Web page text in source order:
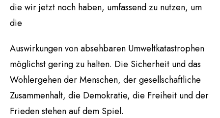
die wir jetzt noch haben, umfassend zu nutzen, um
die
Auswirkungen von absehbaren Umweltkatastrophen
möglichst gering zu halten. Die Sicherheit und das
Wohlergehen der Menschen, der gesellschaftliche
Zusammenhalt, die Demokratie, die Freiheit und der
Frieden stehen auf dem Spiel.